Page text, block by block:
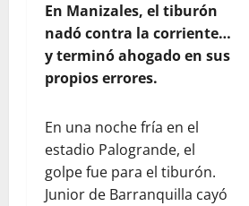
En Manizales, el tiburón
nadó contra la corriente…
y terminó ahogado en sus
propios errores.
En una noche fría en el
estadio Palogrande, el
golpe fue para el tiburón.
Junior de Barranquilla cayó